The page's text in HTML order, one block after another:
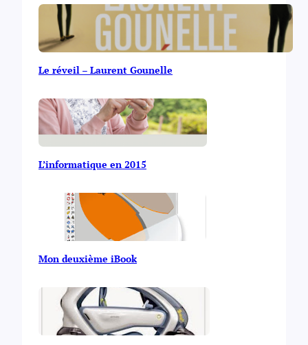
Le réveil – Laurent Gounelle
L’informatique en 2015
Mon deuxième iBook